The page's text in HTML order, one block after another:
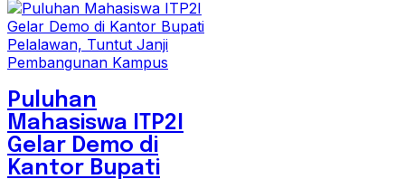
Puluhan
Mahasiswa ITP2I
Gelar Demo di
Kantor Bupati